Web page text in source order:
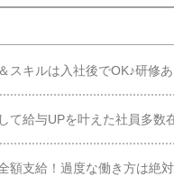
スキルは入社後でOK♪研修あ
て給与UPを叶えた社員多数
額支給！過度な働き方は絶